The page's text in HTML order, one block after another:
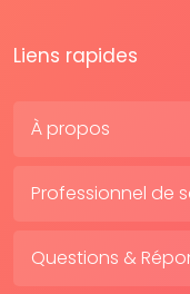
Liens rapides
À propos
Professionnel de
Questions &